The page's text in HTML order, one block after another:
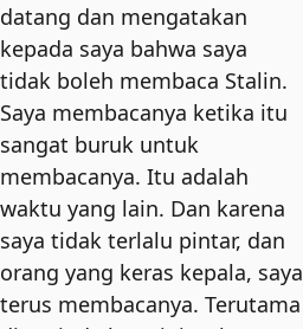
datang dan mengatakan
kepada saya bahwa saya
tidak boleh membaca Stalin.
Saya membacanya ketika itu
sangat buruk untuk
membacanya. Itu adalah
waktu yang lain. Dan karena
saya tidak terlalu pintar, dan
orang yang keras kepala, saya
terus membacanya. Terutama